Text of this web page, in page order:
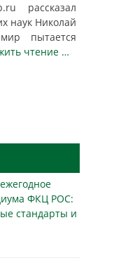
рассказал
наук Николай
пытается
чтение …
ФКЦ РОС:
стандарты и